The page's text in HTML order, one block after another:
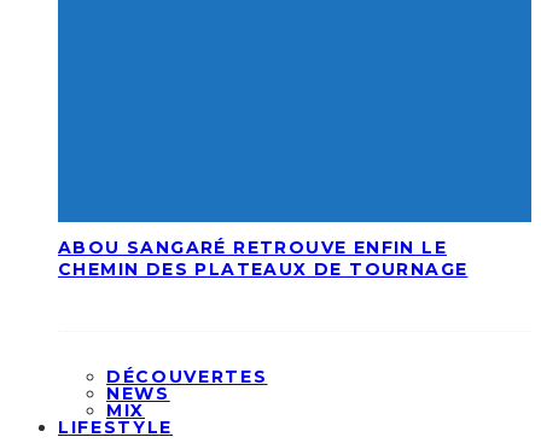
ABOU SANGARÉ RETROUVE ENFIN LE
CHEMIN DES PLATEAUX DE TOURNAGE
DÉCOUVERTES
NEWS
MIX
LIFESTYLE